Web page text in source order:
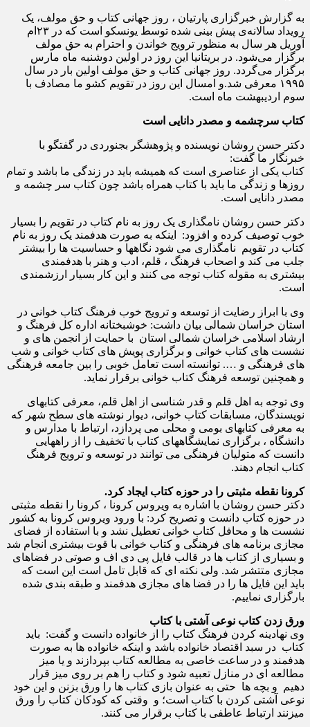
به گزارش خبرگزاری پارتیان ، روز جهانی کتاب و حق مولف، یک
رویداد سالانه‌ی پیش بینی شده توسط یونسکو است که در ۲۳ام
آوریل هر سال به منظور ترویج خواندن و احترام به حق مولف
برگزار می‌شود. در بریتانیا این روز در اولین دوشنبه ماه مارس
برگزار می‌گردد. روز جهانی کتاب و حق مولف اولین بار در سال
۱۹۹۵ معرفی شد.و امسال این روز در تقویم کشو ما مصادف با
سوم اردیبهشت ماه است.
کتاب سرچشمه و مصدر دانایی است
دکتر حسن روشان نویسنده و پژوهشگر بجنوردی در گفتگو با
خبرنگار ما گفت:
کتاب یکی از عناصری است که همیشه باید در زندگی ما باشد و تمام
روزها و زندگی ما باید با کتاب همراه باشد چون کتاب سر چشمه و
مصدر دانایی است.
دکتر حسن روشان نامگذاری یک روز به نام کتاب در تقویم را بسیار
خوب توصیف کرده و افزود: اینکه به صورت هدفمند یک روز به نام
کتاب در تقویم نامگذاری می شود نگاهها و حساسیت ها را بیشتر
جلب می کند و اصحاب فرهنگ ، قلم، ادب و هنر با هدفمندی
بیشتری به مقوله کتاب توجه می کنند و این کار بسیار ارزشمندی
است.
وی با ابراز رضایت از توسعه و ترویج خوب فرهنگ کتاب خوانی در
استان خراسان شمالی بیان داشت: خوشبختانه اداره کل فرهنگ و
ارشاد اسلامی خراسان شمالی استان با حمایت از انجمن های و
نشست های کتاب خوانی و برگزاری پویش های کتاب خوانی و شب
های فرهنگی و …. توانسته است تعامل خوبی را بین جامعه فرهنگی
و همچنین توسعه فرهنگ کتاب خوانی برقرار نماید.
وی توجه به اهل قلم و قدر شناسی از اهل قلم، معرفی کتابهای
نویسندگان، مسابقات کتاب خوانی، دیوار نوشته های سطح شهر که
به معرفی کتابهای بومی و محلی می پردازد، ارتباط با مدارس و
دانشگاه ، برگزاری نمایشگاههای کتاب با تخفیف را از راههایی
دانست که متولیان فرهنگی می توانند در توسعه و ترویج فرهنگ
کتاب انجام دهند.
کرونا نقطه مثبتی را در حوزه کتاب ایجاد کرد.
دکتر حسن روشان با اشاره به ویروس کرونا ، کرونا را نقطه مثبتی
در حوزه کتاب دانست و تصریح کرد: با ورود ویروس کرونا به کشور
نشست ها و محافل کتاب خوانی تعطیل نشد و با استفاده از فضای
مجازی برنامه های فرهنگی و کتاب خوانی با قوت بیشتری انجام شد
و بسیاری از کتاب ها در قالب فایل پی دی اف و صوتی در فضاهای
مجازی متتشر شد. ولی نکته ای که قابل تامل است این است که
باید این فایل ها را در فضا های مجازی هدفمند و طبقه بندی شده
بارگزاری نماییم.
ورق زدن کتاب نوعی آشتی با کتاب
وی نهادینه کردن فرهنگ کتاب را از خانواده دانست و گفت: باید
کتاب در سبد اقتصاد خانواده باشد و اینکه خانواده ها به صورت
هدفمند و در ساعت خاصی به مطالعه کتاب بپردازند و یا میز
مطالعه ای در منازل تعبیه شود و کتاب را هم بر روی میز قرار
دهیم و بچه ها حتی به عنوان بازی کتاب ها را ورق بزنن و این خود
نوعی آشتی کردن با کتاب است؛ و وقتی که کودکان کتاب را ورق
میزنند ارتباط عاطفی با کتاب برقرار می کنند.